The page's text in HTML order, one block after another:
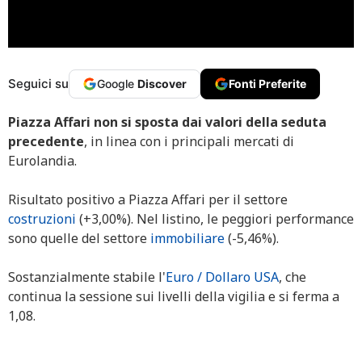
Seguici su Google Discover Fonti Preferite
Piazza Affari non si sposta dai valori della seduta
precedente, in linea con i principali mercati di
Eurolandia.
Risultato positivo a Piazza Affari per il settore
costruzioni (+3,00%). Nel listino, le peggiori performance
sono quelle del settore immobiliare(-5,46%).
Sostanzialmente stabile l'Euro / Dollaro USA, che
continua la sessione sui livelli della vigilia e si ferma a
1,08.